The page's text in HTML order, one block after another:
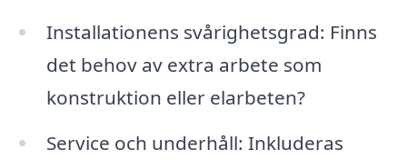
Installationens svårighetsgrad: Finns
det behov av extra arbete som
konstruktion eller elarbeten?
Service och underhåll: Inkluderas